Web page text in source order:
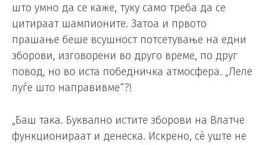
што умно да се каже, туку само треба да се
цитираат шампионите. Затоа и првото
прашање беше всушност потсетување на едни
зборови, изговорени во друго време, по друг
повод, но во иста победничка атмосфера. „Леле
луѓе што направивме“?!
„Баш така. Буквално истите зборови на Влатче
функционираат и денеска. Искрено, сè уште не